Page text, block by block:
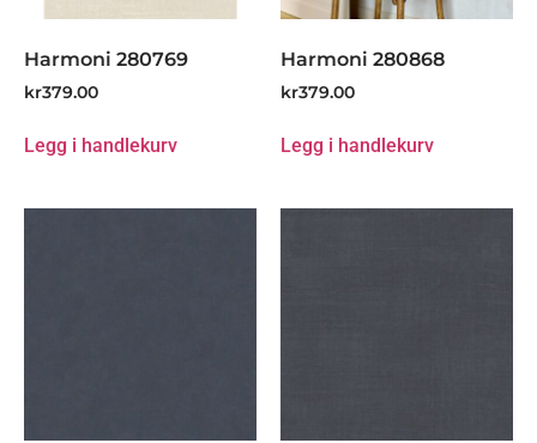
Harmoni 280769
kr379.00
Legg i handlekurv
Harmoni 280868
kr379.00
Legg i handlekurv